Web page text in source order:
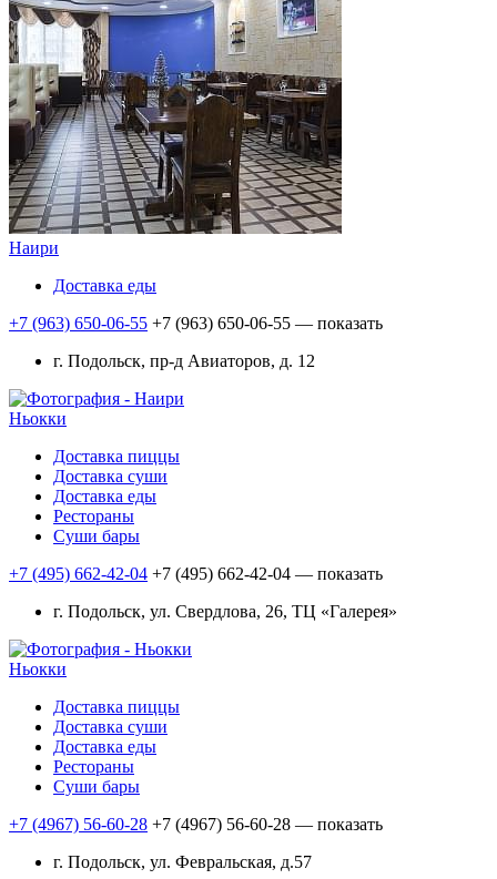
Наири
Доставка еды
+7 (963) 650-06-55 +7 (963) 650-06-55 — показать
г. Подольск, пр-д Авиаторов, д. 12
Ньокки
Доставка пиццы
Доставка суши
Доставка еды
Рестораны
Суши бары
+7 (495) 662-42-04 +7 (495) 662-42-04 — показать
г. Подольск, ул. Свердлова, 26, ТЦ «Галерея»
Ньокки
Доставка пиццы
Доставка суши
Доставка еды
Рестораны
Суши бары
+7 (4967) 56-60-28 +7 (4967) 56-60-28 — показать
г. Подольск, ул. Февральская, д.57